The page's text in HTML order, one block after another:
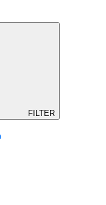
FILTER